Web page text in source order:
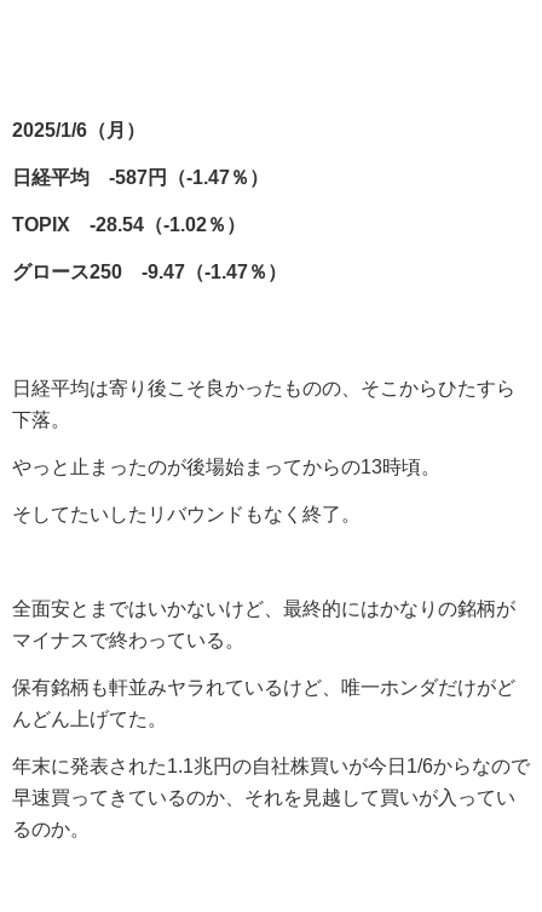
2025/1/6（月）
日経平均 -587円（-1.47％）
TOPIX -28.54（-1.02％）
グロース250 -9.47（-1.47％）
日経平均は寄り後こそ良かったものの、そこからひたすら
下落。
やっと止まったのが後場始まってからの13時頃。
そしてたいしたリバウンドもなく終了。
全面安とまではいかないけど、最終的にはかなりの銘柄が
マイナスで終わっている。
保有銘柄も軒並みヤラれているけど、唯一ホンダだけがど
んどん上げてた。
年末に発表された1.1兆円の自社株買いが今日1/6からなので
早速買ってきているのか、それを見越して買いが入ってい
るのか。